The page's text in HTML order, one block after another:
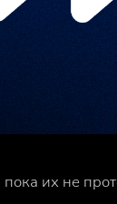
их не